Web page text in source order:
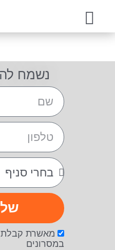
נשמח
מאשרת קבלת
במסרונים